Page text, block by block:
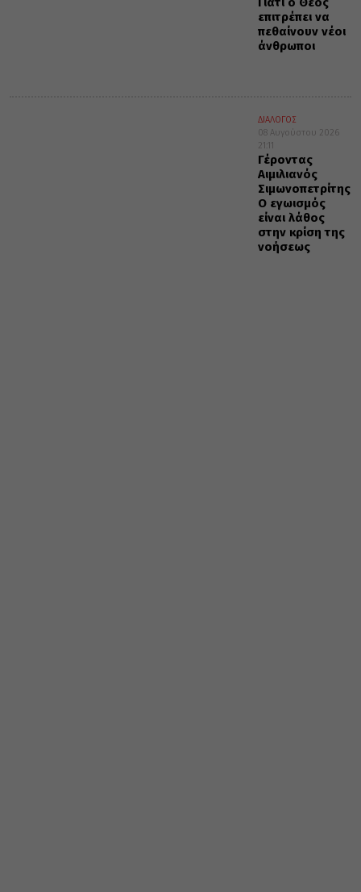
επιτρέπει να
πεθαίνουν νέοι
άνθρωποι
ΔΙΑΛΟΓΟΣ
08 Αυγούστου 2026
21:11
Γέροντας
Αιμιλιανός
Σιμωνοπετρίτης:
Ο εγωισμός
είναι λάθος
στην κρίση της
νοήσεως